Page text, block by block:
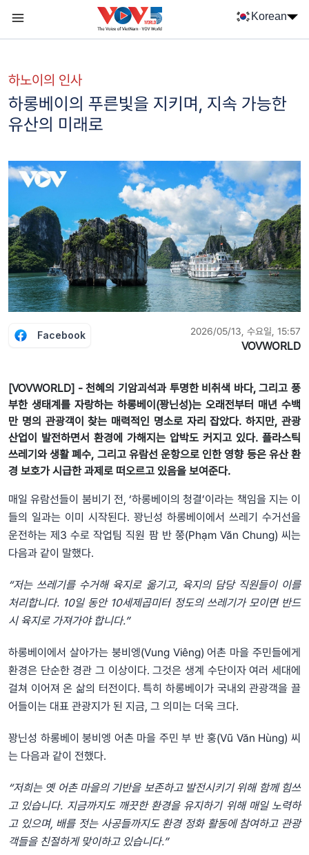
Korean
하노이의 인사
하롱베이의 푸른빛을 지키며, 지속 가능한
유산의 미래로
Facebook 2026/05/13, 수요일, 15:57
VOVWORLD
[VOVWORLD] - 천혜의 기암괴석과 투명한 비취색 바다, 그리고 풍
부한 생태계를 자랑하는 하롱베이(꽝닌성)는 오래전부터 매년 수백
만 명의 관광객이 찾는 매력적인 명소로 자리 잡았다. 하지만, 관광
산업이 발전하면서 환경에 가해지는 압박도 커지고 있다. 플라스틱
쓰레기와 생활 폐수, 그리고 유람선 운항으로 인한 영향 등은 유산 환
경 보호가 시급한 과제로 떠오르고 있음을 보여준다.
매일 유람선들이 붐비기 전, ‘하롱베이의 청결’이라는 책임을 지는 이
들의 일과는 이미 시작된다. 꽝닌성 하롱베이에서 쓰레기 수거선을
운전하는 제3 수로 작업팀 직원 팜 반 쭝(Phạm Văn Chung) 씨는
다음과 같이 말했다.
“저는 쓰레기를 수거해 육지로 옮기고, 육지의 담당 직원들이 이를
처리합니다. 10일 동안 10세제곱미터 정도의 쓰레기가 모이면 반드
시 육지로 가져가야 합니다.”
하롱베이에서 살아가는 붕비엥(Vung Viêng) 어촌 마을 주민들에게
환경은 단순한 경관 그 이상이다. 그것은 생계 수단이자 여러 세대에
걸쳐 이어져 온 삶의 터전이다. 특히 하롱베이가 국내외 관광객을 끌
어들이는 대표 관광지가 된 지금, 그 의미는 더욱 크다.
꽝닌성 하롱베이 붕비엥 어촌 마을 주민 부 반 훙(Vũ Văn Hùng) 씨
는 다음과 같이 전했다.
“저희는 옛 어촌 마을의 기반을 보존하고 발전시키기 위해 함께 힘쓰
고 있습니다. 지금까지도 깨끗한 환경을 유지하기 위해 매일 노력하
고 있으며, 배를 젓는 사공들까지도 환경 정화 활동에 참여하고 관광
객들을 친절하게 맞이하고 있습니다.”